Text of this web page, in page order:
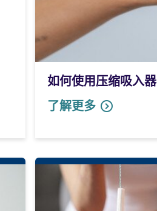
如何使用压缩吸入器
了解更多